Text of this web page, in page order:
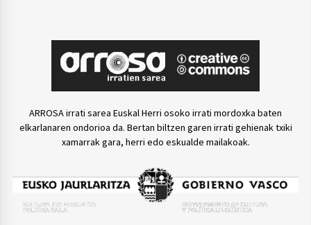
ARROSA irrati sarea Euskal Herri osoko irrati mordoxka baten
elkarlanaren ondorioa da. Bertan biltzen garen irrati gehienak txiki
xamarrak gara, herri edo eskualde mailakoak.